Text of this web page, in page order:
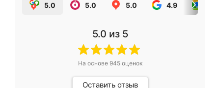
5.0 5.0 5.0 4.9
5.0 из 5
На основе 945оценок
Оставить отзыв